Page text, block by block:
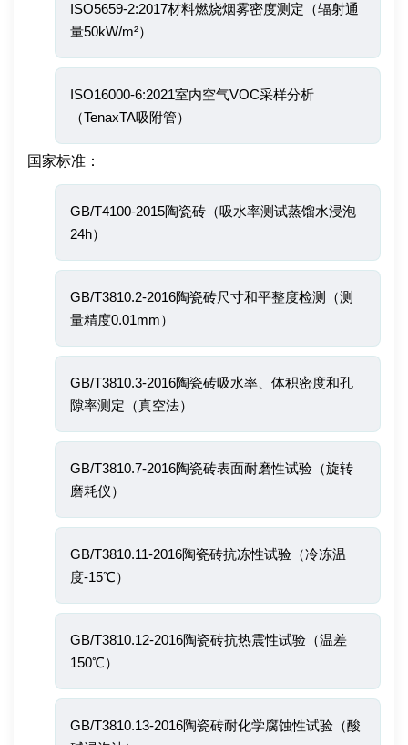
ISO5659-2:2017材料燃烧烟雾密度测定（辐射通
量50kW/m²）
ISO16000-6:2021室内空气VOC采样分析
（TenaxTA吸附管）
国家标准：
GB/T4100-2015陶瓷砖（吸水率测试蒸馏水浸泡
24h）
GB/T3810.2-2016陶瓷砖尺寸和平整度检测（测
量精度0.01mm）
GB/T3810.3-2016陶瓷砖吸水率、体积密度和孔
隙率测定（真空法）
GB/T3810.7-2016陶瓷砖表面耐磨性试验（旋转
磨耗仪）
GB/T3810.11-2016陶瓷砖抗冻性试验（冷冻温
度-15℃）
GB/T3810.12-2016陶瓷砖抗热震性试验（温差
150℃）
GB/T3810.13-2016陶瓷砖耐化学腐蚀性试验（酸